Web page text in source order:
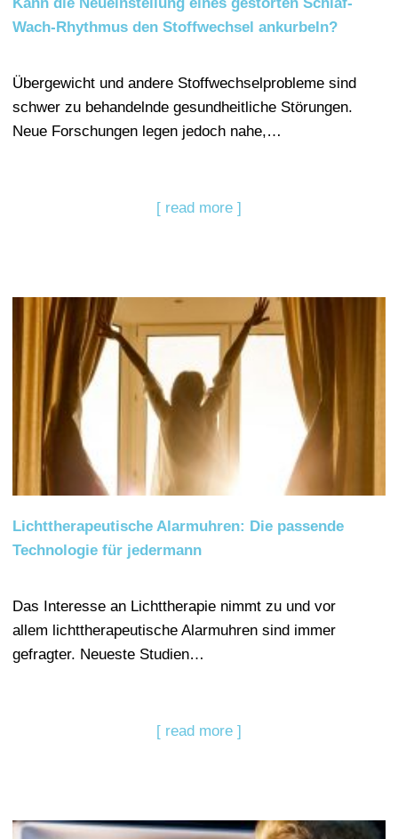
Wach-Rhythmus den Stoffwechsel ankurbeln?
Übergewicht und andere Stoffwechselprobleme sind
schwer zu behandelnde gesundheitliche Störungen.
Neue Forschungen legen jedoch nahe,…
[ read more ]
Lichttherapeutische Alarmuhren: Die passende
Technologie für jedermann
Das Interesse an Lichttherapie nimmt zu und vor
allem lichttherapeutische Alarmuhren sind immer
gefragter. Neueste Studien…
[ read more ]